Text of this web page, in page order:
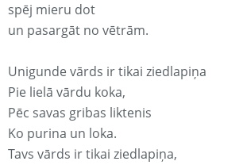
spēj mieru dot
un pasargāt no vētrām.
Unigunde vārds ir tikai ziedlapiņa
Pie lielā vārdu koka,
Pēc savas gribas liktenis
Ko purina un loka.
Tavs vārds ir tikai ziedlapiņa,